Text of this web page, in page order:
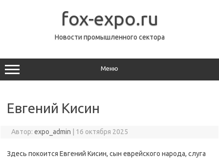
fox-expo.ru
Новости промышленного сектора
Меню
Евгений Кисин
Автор: expo_admin 16 октября 2025
Здесь покоится Евгений Кисин, сын еврейского народа, слуга